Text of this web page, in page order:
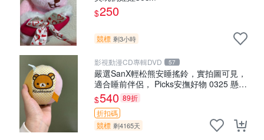
$250
競標 剩3小時
影視動漫CD專輯DVD 57
嚴選SanX輕松熊安睡搖鈴，實拍圖可見，
適合睡前伴侶， Picks安撫好物 0325 懸吊
電腦
$540 89折
折扣碼
競標 剩4165天